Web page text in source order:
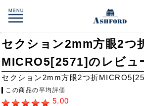
セクション2mm方眼2つ
MICRO5[2571]のレビュ
セクション2mm方眼2つ折
この商品の平均評価
5.00